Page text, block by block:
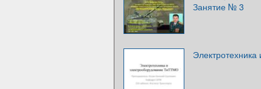
Занятие № 3